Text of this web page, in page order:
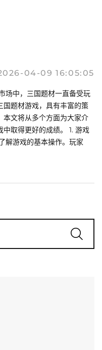
04-09 16:05:05
场中，三国题材一直备受玩
国题材游戏，具有丰富的策
本文将从多个方面为大家介
取得更好的成绩。 1. 游戏
解游戏的基本操作。玩家